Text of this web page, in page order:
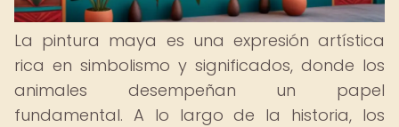
La pintura maya es una expresión artística
rica en simbolismo y significados, donde los
animales desempeñan un papel
fundamental. A lo largo de la historia, los